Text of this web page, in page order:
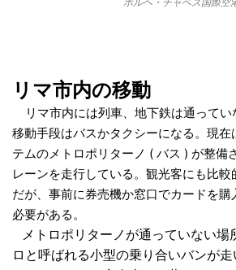
リマ市内の移動
リマ市内には列車、地下鉄は通ってい
移動手段はバスかタクシーになる。現在
テムのメトロポリターノ ( バス ) が整備
レーンを走行している。観光客にも比較
だが、事前に券売機か窓口でカードを購
必要がある。
メトロポリターノが通っていない場
ロと呼ばれる小型の乗り合いバンが走